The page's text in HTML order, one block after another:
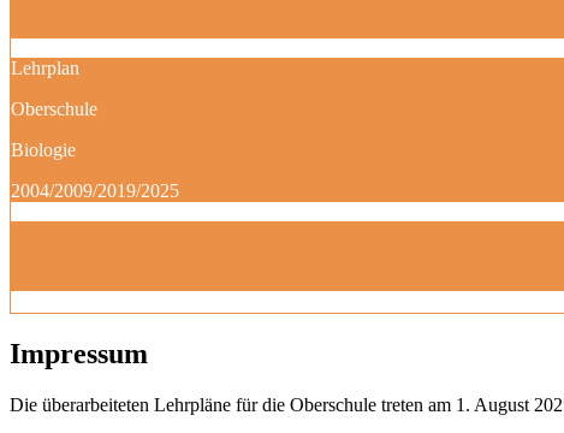
Lehrplan
Oberschule
Biologie
2004/2009/2019/2025
Impressum
Die überarbeiteten Lehrpläne für die Oberschule treten am 1. August